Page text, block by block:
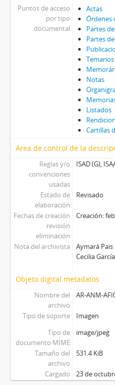
Puntos de acceso
por tipo
documental
Actas
Órdenes
Partes
Partes
Temarios
Notas
Listados
Cartillas
Área de control de la
Reglas y/o
convenciones
usadas
ISAD (G),
Estado de
elaboración
Revisado
Fechas de creación
revisión
eliminación
Creación:
Nota del archivista
Aymará Pais
Cecilia
Objeto digital metadatos
Nombre del
archivo
AR-ANM-
Tipo de soporte
Imagen
Tipo de
documento MIME
image/jpeg
Tamaño del
archivo
531.4 KiB
Cargado 23 de